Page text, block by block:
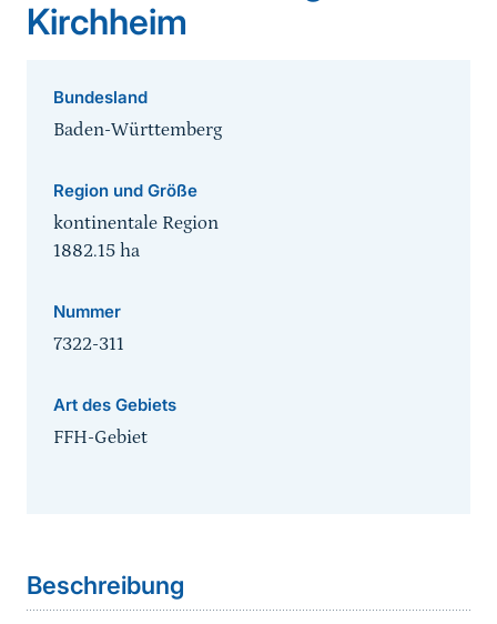
Kirchheim
Bundesland
Baden-Württemberg
Region und Größe
kontinentale Region
1882.15 ha
Nummer
7322-311
Art des Gebiets
FFH-Gebiet
Beschreibung